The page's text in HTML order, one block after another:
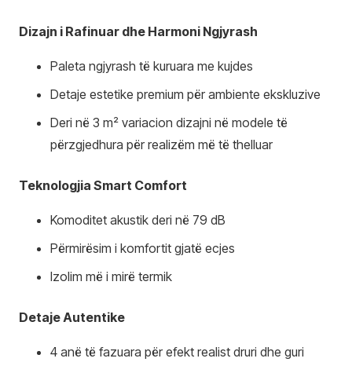
Dizajn i Rafinuar dhe Harmoni Ngjyrash
Paleta ngjyrash të kuruara me kujdes
Detaje estetike premium për ambiente ekskluzive
Deri në 3 m² variacion dizajni në modele të
përzgjedhura për realizëm më të thelluar
Teknologjia Smart Comfort
Komoditet akustik deri në 79 dB
Përmirësim i komfortit gjatë ecjes
Izolim më i mirë termik
Detaje Autentike
4 anë të fazuara për efekt realist druri dhe guri